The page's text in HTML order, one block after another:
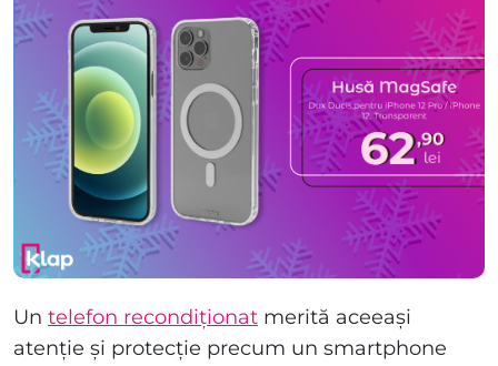
Un telefon recondiționat merită aceeași
atenție și protecție precum un smartphone